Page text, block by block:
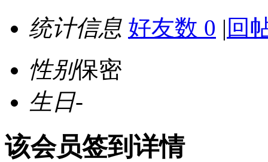
统计信息 好友数 0 | 回
性别保密
生日-
该会员签到详情